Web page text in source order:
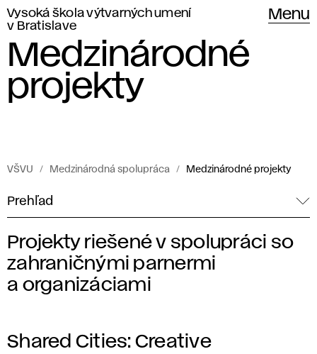
Vysoká škola výtvarných umení
v Bratislave
Menu
Medzinárodné
projekty
VŠVU Medzinárodná spolupráca Medzinárodné projekty
Prehľad
M
e
Projekty riešené v spolupráci so
zahraničnými parnermi
a organizáciami
Shared Cities: Creative